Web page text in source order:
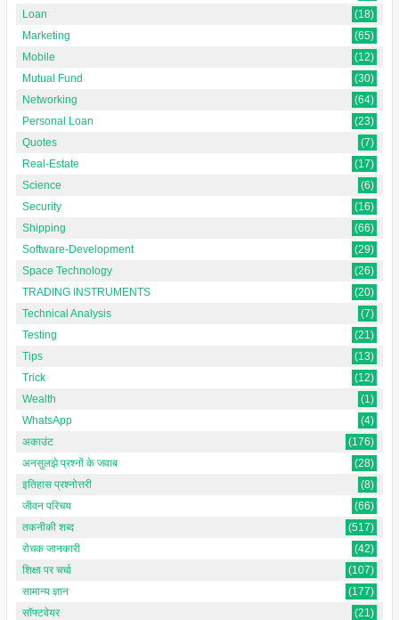
Loan
(18)
Marketing
(65)
Mobile
(12)
Mutual Fund
(30)
Networking
(64)
Personal Loan
(23)
Quotes
(7)
Real-Estate
(17)
Science
(6)
Security
(16)
Shipping
(66)
Software-Development
(29)
Space Technology
(26)
TRADING INSTRUMENTS
(20)
Technical Analysis
(7)
Testing
(21)
Tips
(13)
Trick
(12)
Wealth
(1)
WhatsApp
(4)
अकाउंट
(176)
अनसुलझे प्रश्नों के जवाब
(28)
इतिहास प्रश्नोत्तरी
(8)
जीवन परिचय
(66)
तकनीकी शब्द
(517)
रोचक जानकारी
(42)
शिक्षा पर चर्चा
(107)
सामान्य ज्ञान
(177)
सॉफ्टवेयर
(21)